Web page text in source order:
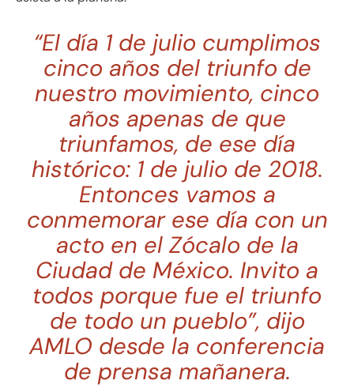
“El día 1 de julio cumplimos
cinco años del triunfo de
nuestro movimiento, cinco
años apenas de que
triunfamos, de ese día
histórico: 1 de julio de 2018.
Entonces vamos a
conmemorar ese día con un
acto en el Zócalo de la
Ciudad de México. Invito a
todos porque fue el triunfo
de todo un pueblo”, dijo
AMLO desde la conferencia
de prensa mañanera.